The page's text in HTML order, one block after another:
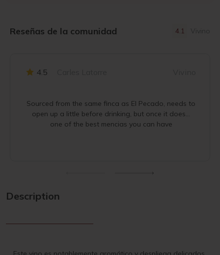
Reseñas de la comunidad 4.1 Vivino
4.5
Sourced from the same finca as El Pecado, needs to
open up a little before drinking, but once it does...
one of the best mencias you can have
Description